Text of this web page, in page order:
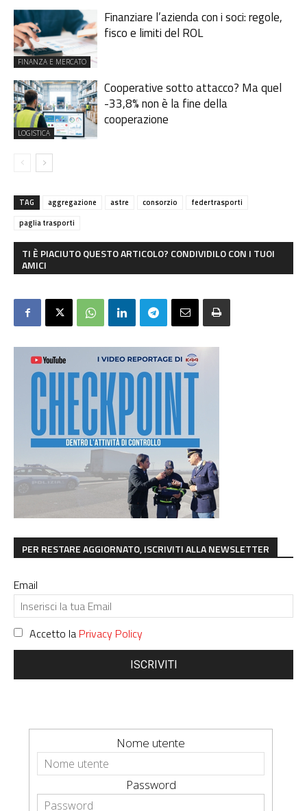
FINANZA E MERCATO
Finanziare l’azienda con i soci: regole,
fisco e limiti del ROL
LOGISTICA
Cooperative sotto attacco? Ma quel
-33,8% non è la fine della
cooperazione
TAG aggregazione astre consorzio
federtrasporti
paglia trasporti
TI È PIACIUTO QUESTO ARTICOLO? CONDIVIDILO CON I TUOI
AMICI
PER RESTARE AGGIORNATO, ISCRIVITI ALLA NEWSLETTER
Email
Accetto la Privacy Policy
ISCRIVITI
Nome utente
Password